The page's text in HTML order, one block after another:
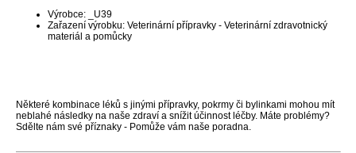
Výrobce: _U39
Zařazení výrobku: Veterinární přípravky - Veterinární zdravotnický
materiál a pomůcky
Některé kombinace léků s jinými přípravky, pokrmy či bylinkami mohou mít
neblahé následky na naše zdraví a snížit účinnost léčby. Máte problémy?
Sdělte nám své příznaky - Pomůže vám naše poradna.